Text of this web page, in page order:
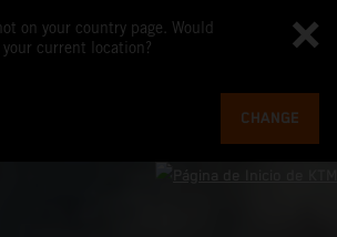
on your country page. Would
current location?
CHANGE